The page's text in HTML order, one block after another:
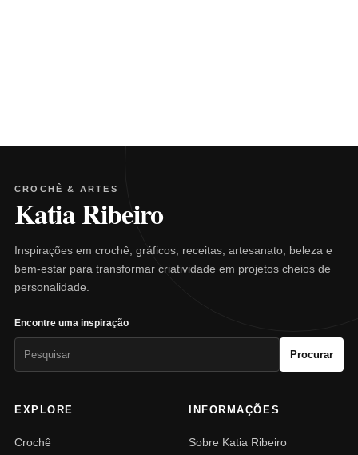
CROCHÊ & ARTES
Katia Ribeiro
Inspirações em crochê, gráficos, receitas, artesanato, beleza e
bem-estar para transformar criatividade em projetos cheios de
personalidade.
Encontre uma inspiração
Procurar
EXPLORE
Crochê
INFORMAÇÕES
Sobre Katia Ribeiro